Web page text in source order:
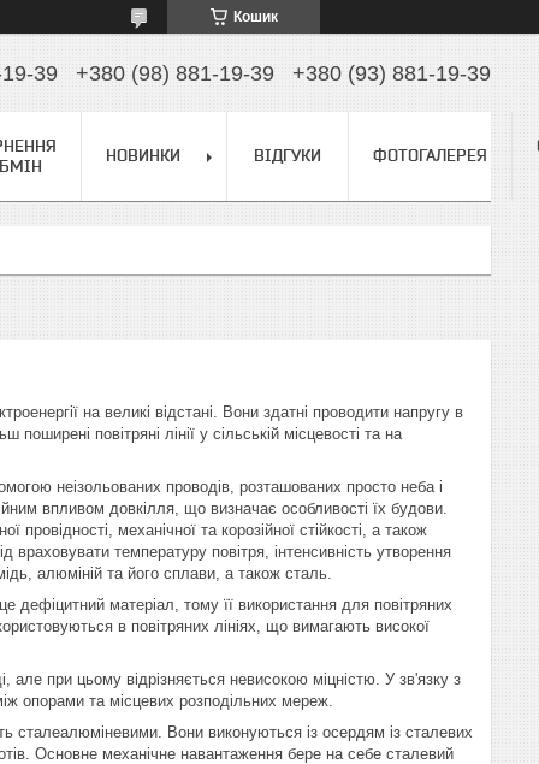
Кошик
39 +380 (98) 881-19-39 +380 (93) 881-19-39
НОВИНКИ ВІДГУКИ ФОТОГАЛЕРЕЯ
на великі відстані. Вони здатні проводити напругу в
повітряні лінії у сільській місцевості та на
неізольованих проводів, розташованих просто неба і
впливом довкілля, що визначає особливості їх будови.
механічної та корозійної стійкості, а також
враховувати температуру повітря, інтенсивність утворення
алюміній та його сплави, а також сталь.
матеріал, тому її використання для повітряних
в повітряних лініях, що вимагають високої
при цьому відрізняється невисокою міцністю. У зв'язку з
опорами та місцевих розподільних мереж.
сталеалюміневими. Вони виконуються із осердям із сталевих
Основне механічне навантаження бере на себе сталевий